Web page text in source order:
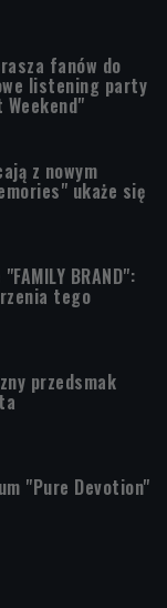
fanów do
listening party
z nowym
ukaże się
BRAND":
tego
przedsmak
"Pure Devotion"